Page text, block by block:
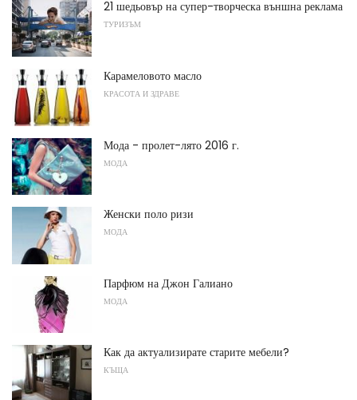
21 шедьовър на супер-творческа външна реклама
ТУРИЗЪМ
Карамеловото масло
КРАСОТА И ЗДРАВЕ
Мода - пролет-лято 2016 г.
МОДА
Женски поло ризи
МОДА
Парфюм на Джон Галиано
МОДА
Как да актуализирате старите мебели?
КЪЩА